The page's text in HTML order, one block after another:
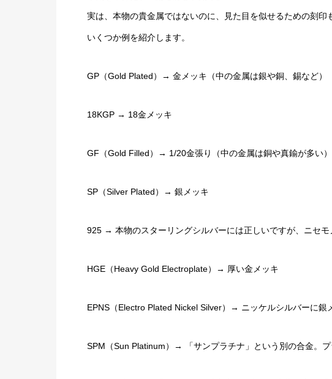
実は、本物の貴金属ではないのに、見た目を似せるための刻印
いくつか例を紹介します。
GP（Gold Plated）→ 金メッキ（中の金属は銀や銅、錫など）
18KGP → 18金メッキ
GF（Gold Filled）→ 1/20金張り（中の金属は銅や真鍮が多い）
SP（Silver Plated）→ 銀メッキ
925 → 本物のスターリングシルバーには正しいですが、ニセ
HGE（Heavy Gold Electroplate）→ 厚い金メッキ
EPNS（Electro Plated Nickel Silver）→ ニッケルシルバーに銀
SPM（Sun Platinum）→ 「サンプラチナ」という別の合金。プ